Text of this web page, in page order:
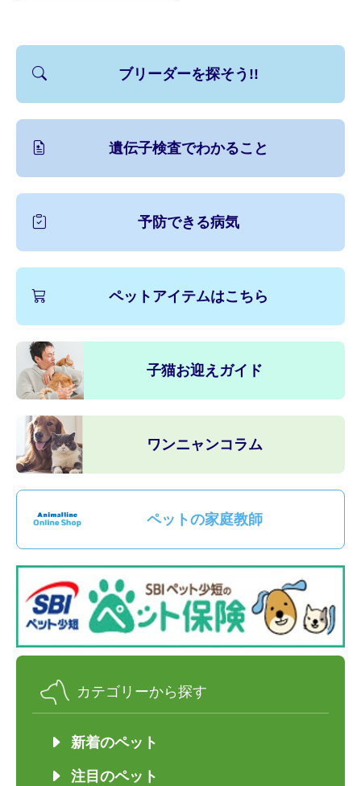
ブリーダーを探そう!!
遺伝子検査でわかること
予防できる病気
ペットアイテムはこちら
子猫お迎えガイド
ワンニャンコラム
ペットの家庭教師
カテゴリーから探す
新着のペット
注目のペット